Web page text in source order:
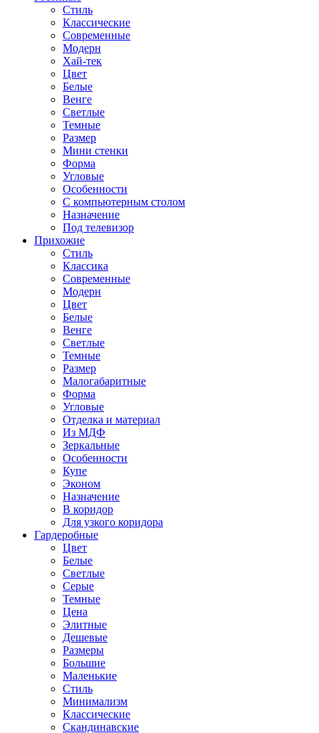
Стиль
Классические
Современные
Модерн
Хай-тек
Цвет
Белые
Венге
Светлые
Темные
Размер
Мини стенки
Форма
Угловые
Особенности
С компьютерным столом
Назначение
Под телевизор
Прихожие
Стиль
Классика
Современные
Модерн
Цвет
Белые
Венге
Светлые
Темные
Размер
Малогабаритные
Форма
Угловые
Отделка и материал
Из МДФ
Зеркальные
Особенности
Купе
Эконом
Назначение
В коридор
Для узкого коридора
Гардеробные
Цвет
Белые
Светлые
Серые
Темные
Цена
Элитные
Дешевые
Размеры
Большие
Маленькие
Стиль
Минимализм
Классические
Скандинавские